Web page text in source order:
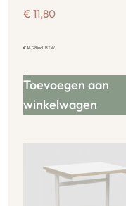
€ 11,80
€14,28incl. BTW
Toevoegen aan
winkelwagen